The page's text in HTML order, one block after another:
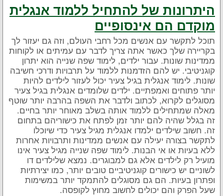
היתרונות של להתחיל ללמוד אנגלית
מוקדם הם אינסופיים
תוכל לתקשר עם אנשים מכל רחבי העולם, וזה גם יעזור לך
בקריירה שלך כאשר אתה צריך לדבר עם עמיתים או לקוחות
ממדינות שונות. עבור ילדים, לימוד שפה שנייה הוא יתרון
קוגניטיבי. יש להם הזדמנות ללמוד על תרבויות ודרכי חשיבה
שונות. לימוד אנגלית בגיל צעיר יכול לעזור לילדים להיות
יותר פתוחים ואמפתיים. ילדים שלומדים אנגלית בגיל צעיר
מסוגלים לקרוא, לכתוב ולדבר את השפה בהרבה יותר שוטף
מאלה שמתחילים ללמוד אותה בשלב מאוחר יותר בחיים.
זה בגלל שהיה להם יותר זמן לפתח את כישוריהם בתחום
זה. חשוב שילדים ילמדו אנגלית מגיל צעיר כדי שיוכלו
לתקשר בצורה יעילה עם אנשים ממדינות ותרבויות אחרות
ללא בעיות או אי הבנות. לימוד שפה שנייה מגיל צעיר אינו
מועיל רק לילדים אלא גם למבוגרים. נמצא שלילדים דו
לשוניים יש כישורים קוגניטיביים טובים יותר, כמו יצירתיות
ופתרון בעיות. הם גם מסוגלים להתמקד יותר במשימות
שעל הפרק והם יכולים לחשוב מחוץ לקופסה.